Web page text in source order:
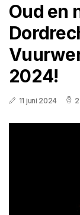
Oud en
2024!
11 juni 2024